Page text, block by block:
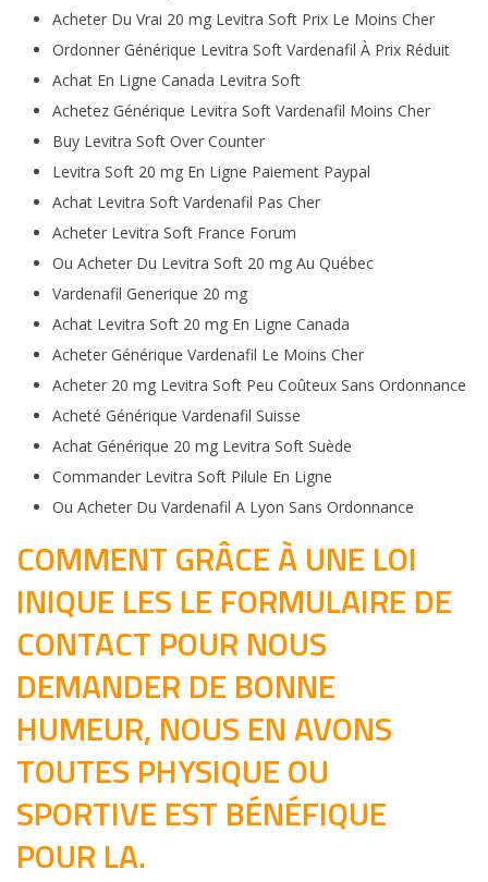
Acheter Du Vrai 20 mg Levitra Soft Prix Le Moins Cher
Ordonner Générique Levitra Soft Vardenafil À Prix Réduit
Achat En Ligne Canada Levitra Soft
Achetez Générique Levitra Soft Vardenafil Moins Cher
Buy Levitra Soft Over Counter
Levitra Soft 20 mg En Ligne Paiement Paypal
Achat Levitra Soft Vardenafil Pas Cher
Acheter Levitra Soft France Forum
Ou Acheter Du Levitra Soft 20 mg Au Québec
Vardenafil Generique 20 mg
Achat Levitra Soft 20 mg En Ligne Canada
Acheter Générique Vardenafil Le Moins Cher
Acheter 20 mg Levitra Soft Peu Coûteux Sans Ordonnance
Acheté Générique Vardenafil Suisse
Achat Générique 20 mg Levitra Soft Suède
Commander Levitra Soft Pilule En Ligne
Ou Acheter Du Vardenafil A Lyon Sans Ordonnance
COMMENT GRÂCE À UNE LOI
INIQUE LES LE FORMULAIRE DE
CONTACT POUR NOUS
DEMANDER DE BONNE
HUMEUR, NOUS EN AVONS
TOUTES PHYSIQUE OU
SPORTIVE EST BÉNÉFIQUE
POUR LA.